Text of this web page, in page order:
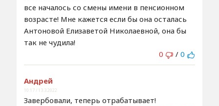
все началось со смены имени в пенсионном
возрасте! Мне кажется если бы она осталась
Антоновой Елизаветой Николаевной, она бы
так не чудила!
0
/ 0
Андрей
10:17 / 13.3.2022
Завербовали, теперь отрабатывает!